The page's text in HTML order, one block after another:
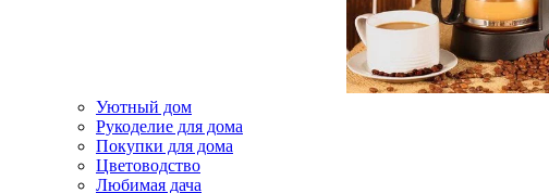
Уютный дом
Рукоделие для дома
Покупки для дома
Цветоводство
Любимая дача